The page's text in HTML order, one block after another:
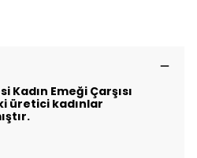
Kadın Emeği Çarşısı
üretici kadınlar